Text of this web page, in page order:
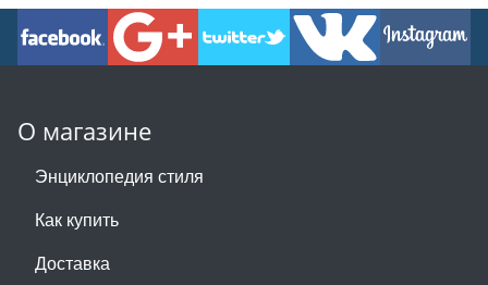
О магазине
Энциклопедия стиля
Как купить
Доставка